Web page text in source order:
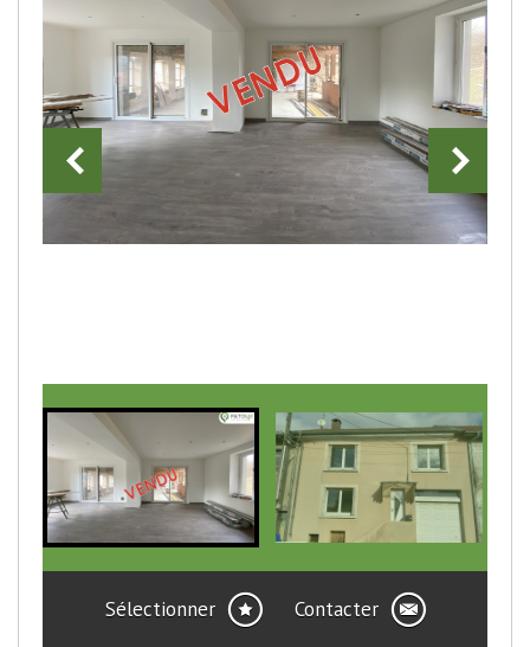
Sélectionner Contacter